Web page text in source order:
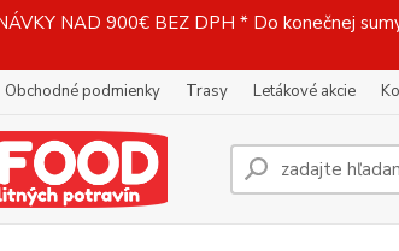
NAD 900€ BEZ DPH * Do konečnej
Obchodné podmienky Trasy Letákové akcie